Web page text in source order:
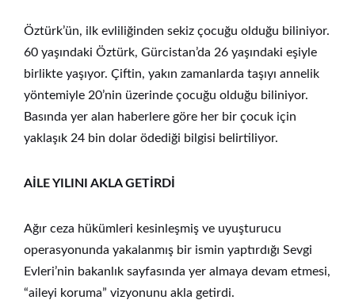
Öztürk’ün, ilk evliliğinden sekiz çocuğu olduğu biliniyor.
60 yaşındaki Öztürk, Gürcistan’da 26 yaşındaki eşiyle
birlikte yaşıyor. Çiftin, yakın zamanlarda taşıyı annelik
yöntemiyle 20’nin üzerinde çocuğu olduğu biliniyor.
Basında yer alan haberlere göre her bir çocuk için
yaklaşık 24 bin dolar ödediği bilgisi belirtiliyor.
AİLE YILINI AKLA GETİRDİ
Ağır ceza hükümleri kesinleşmiş ve uyuşturucu
operasyonunda yakalanmış bir ismin yaptırdığı Sevgi
Evleri’nin bakanlık sayfasında yer almaya devam etmesi,
“aileyi koruma” vizyonunu akla getirdi.